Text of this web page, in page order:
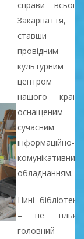
справи всього
Закарпаття,
ставши
провідним
культурним
центром
нашого краю,
оснащеним
сучасним
інформаційно-
комунікативним
обладнанням.
Нині бібліотека
– не тільки
головний